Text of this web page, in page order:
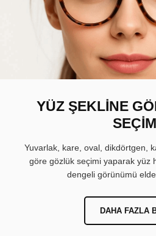
YÜZ ŞEKLİNE
Yuvarlak, kare, oval, dikdörtgen,
göre gözlük seçimi yaparak yüz
dengeli görünümü
DAHA FAZLA